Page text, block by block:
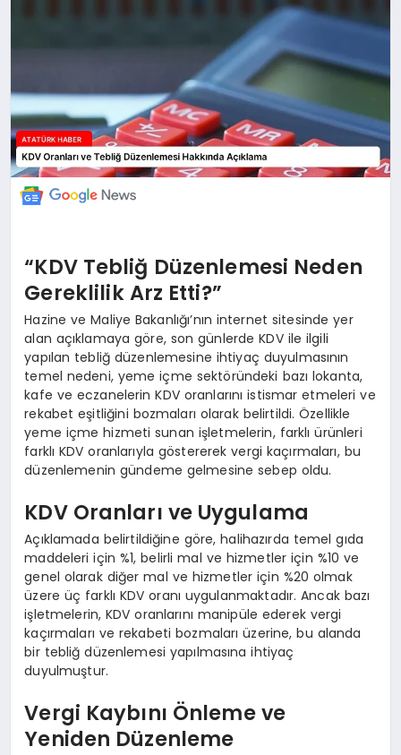
“KDV Tebliğ Düzenlemesi Neden
Gereklilik Arz Etti?”
Hazine ve Maliye Bakanlığı’nın internet sitesinde yer
alan açıklamaya göre, son günlerde KDV ile ilgili
yapılan tebliğ düzenlemesine ihtiyaç duyulmasının
temel nedeni, yeme içme sektöründeki bazı lokanta,
kafe ve eczanelerin KDV oranlarını istismar etmeleri ve
rekabet eşitliğini bozmaları olarak belirtildi. Özellikle
yeme içme hizmeti sunan işletmelerin, farklı ürünleri
farklı KDV oranlarıyla göstererek vergi kaçırmaları, bu
düzenlemenin gündeme gelmesine sebep oldu.
KDV Oranları ve Uygulama
Açıklamada belirtildiğine göre, halihazırda temel gıda
maddeleri için %1, belirli mal ve hizmetler için %10 ve
genel olarak diğer mal ve hizmetler için %20 olmak
üzere üç farklı KDV oranı uygulanmaktadır. Ancak bazı
işletmelerin, KDV oranlarını manipüle ederek vergi
kaçırmaları ve rekabeti bozmaları üzerine, bu alanda
bir tebliğ düzenlemesi yapılmasına ihtiyaç
duyulmuştur.
Vergi Kaybını Önleme ve
Yeniden Düzenleme